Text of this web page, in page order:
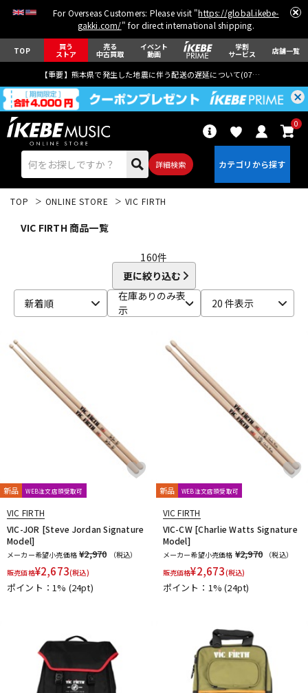
For Overseas Customers: Please visit "https://global.ikebe-
gakki.com/" for direct international shipping.
TOP 買う
ストア
売る
中古買取
イベント
動画
学割
サービス 店舗一覧
【重要】熊本県で発生した地震に伴う配送の遅延について(07月29日
詳細検索
0
ドラム パーカッション
キーボード 電子ピアノ
アンプ エフェクター
DJ機器 DTM
配信/ライブ機器
TOP ONLINE STORE VIC FIRTH
VIC FIRTH 商品一覧
160件
更に絞り込む
新着順
在庫ありのみ表
示
20 件表示
新品 WEB注文店頭受取可
VIC FIRTH
VIC-JOR [Steve Jordan Signature
Model]
メーカー希望小売価格 ¥2,970
（税込）
販売価格¥2,673(税込)
ポイント：1% (24pt)
新品 WEB注文店頭受取可
VIC FIRTH
VIC-CW [Charlie Watts Signature
Model]
メーカー希望小売価格 ¥2,970
（税込）
販売価格¥2,673(税込)
ポイント：1%(24pt)